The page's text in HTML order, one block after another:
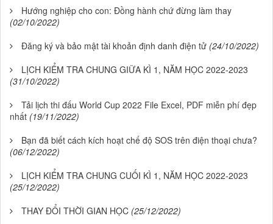
Hướng nghiệp cho con: Đồng hành chứ đừng làm thay
(02/10/2022)
Đăng ký và bảo mật tài khoản định danh điện tử (24/10/2022)
LỊCH KIỂM TRA CHUNG GIỮA KÌ 1, NĂM HỌC 2022-2023
(31/10/2022)
Tải lịch thi đấu World Cup 2022 File Excel, PDF miễn phí đẹp
nhất (19/11/2022)
Bạn đã biết cách kích hoạt chế độ SOS trên điện thoại chưa?
(06/12/2022)
LỊCH KIỂM TRA CHUNG CUỐI KÌ 1, NĂM HỌC 2022-2023
(25/12/2022)
THAY ĐỔI THỜI GIAN HỌC (25/12/2022)